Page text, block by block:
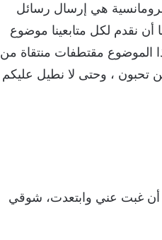
هي إرسال رسائل
أن نقدم لكل متابعينا موضوع
الموضوع مقتطفات منتقاة من
تحبون ، وحتى لا نطيل عليكم
أن غبت عني وابتعدت، شوقي